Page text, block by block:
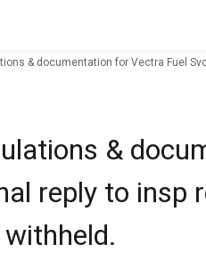
& documentation for Vectra Fuel
&
reply to insp